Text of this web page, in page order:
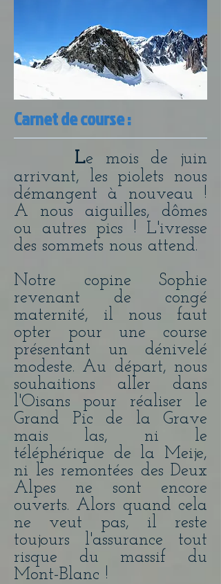
Carnet de course :
Le mois de juin
arrivant, les piolets nous
démangent à nouveau !
A nous aiguilles, dômes
ou autres pics ! L'ivresse
des sommets nous attend.
Notre copine Sophie
revenant de congé
maternité, il nous faut
opter pour une course
présentant un dénivelé
modeste. Au départ, nous
souhaitions aller dans
l'Oisans pour réaliser le
Grand Pic de la Grave
mais las, ni le
téléphérique de la Meije,
ni les remontées des Deux
Alpes ne sont encore
ouverts. Alors quand cela
ne veut pas, il reste
toujours l'assurance tout
risque du massif du
Mont-Blanc !